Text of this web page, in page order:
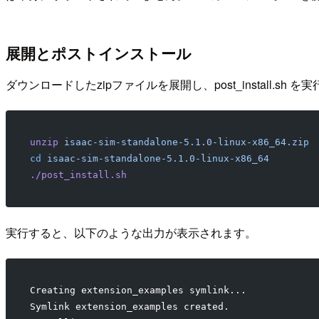
展開とポストインストール
ダウンロードしたzipファイルを展開し、post_install.sh を実
unzip isaac-sim-standalone-5.1.0-linux-x86_64.zip
cd
isaac-sim-standalone-5.1.0-linux-x86_64
./post_install.sh
実行すると、以下のような出力が表示されます。
Creating extension_examples symlink...
Symlink extension_examples created.